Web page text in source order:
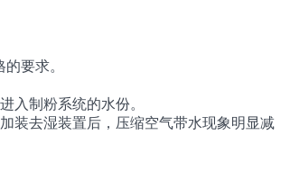
要求。
制粉系统的水份。
装去湿装置后，压缩空气带水现象明显减